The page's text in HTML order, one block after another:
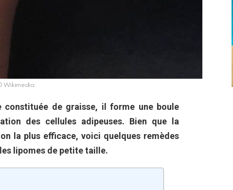
Wikimedia
constituée de graisse, il forme une boule
des cellules adipeuses. Bien que la
la plus efficace, voici quelques remèdes
lipomes de petite taille.